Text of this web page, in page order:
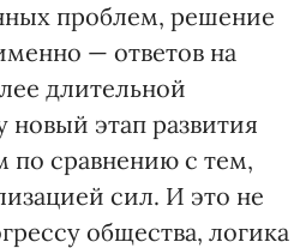
проблем, решение
— ответов на
длительной
этап развития
по сравнению с тем,
сил. И это не
общества, логика